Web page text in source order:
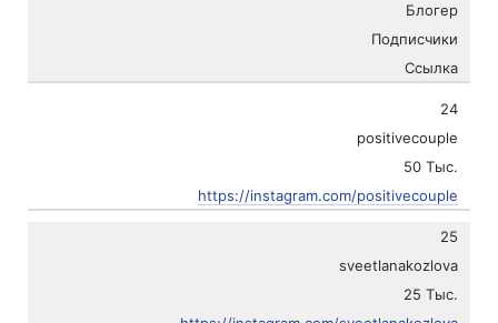
Блогер
Подписчики
Ссылка
24
positivecouple
50 Тыс.
https://instagram.com/positivecouple
25
sveetlanakozlova
25 Тыс.